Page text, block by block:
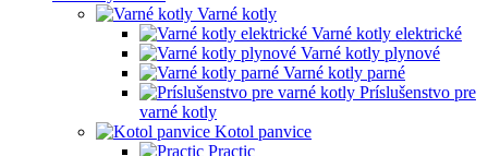
Varné kotly
Varné kotly elektrické
Varné kotly plynové
Varné kotly parné
Príslušenstvo pre
varné kotly
Kotol panvice
Practic